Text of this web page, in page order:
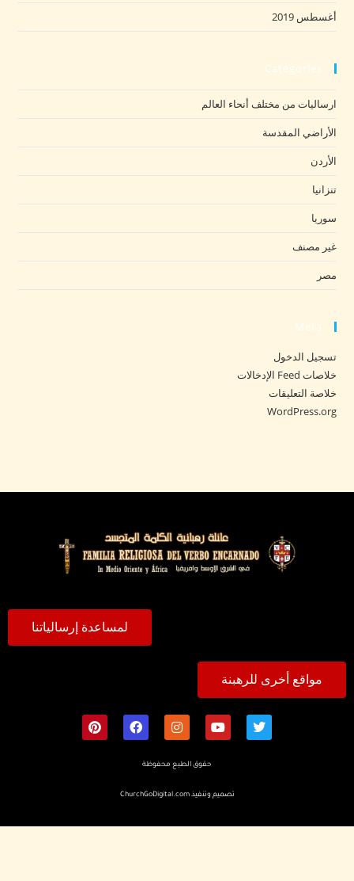
أغسطس 2019
Categories
ارساليات من مختلف أنحاء العالم
الأراضي المقدسة
الأردن
تنزانيا
سوريا
غير مصنف
مصر
Meta
تسجيل الدخول
خلاصات Feed الإدخالات
خلاصة التعليقات
WordPress.org
لمساعدة إرسالياتنا
مواقع أخرى للرهبنة
حقوق الطبع محفوظة
تصميم وتنفيذChurchGoDigital.com